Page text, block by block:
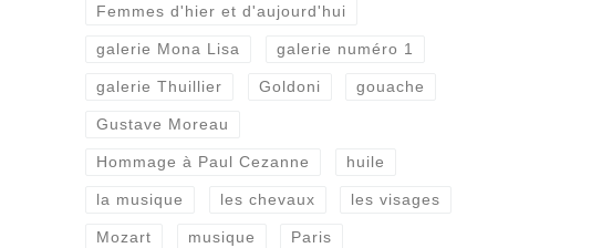
Femmes d'hier et d'aujourd'hui
galerie Mona Lisa galerie numéro 1
galerie Thuillier Goldoni gouache
Gustave Moreau
Hommage à Paul Cezanne huile
la musique les chevaux les visages
Mozart musique Paris